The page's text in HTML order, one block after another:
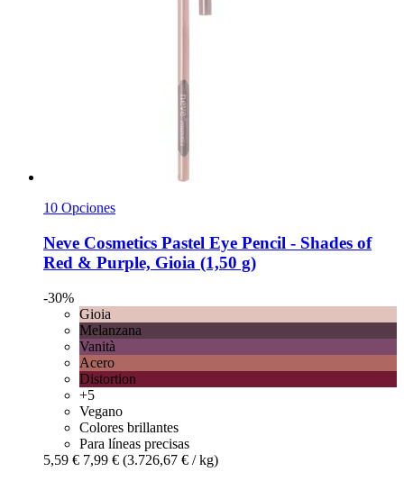
10 Opciones
Neve Cosmetics Pastel Eye Pencil -​ Shades of
Red & Purple, Gioia (1,50 g)
-30%
Gioia
Melanzana
Vanità
Acero
Distortion
+5
Vegano
Colores brillantes
Para líneas precisas
5,59 € 7,99 € (3.726,67 € / kg)